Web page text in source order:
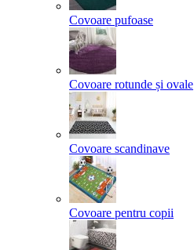
Covoare pufoase
Covoare rotunde și ovale
Covoare scandinave
Covoare pentru copii